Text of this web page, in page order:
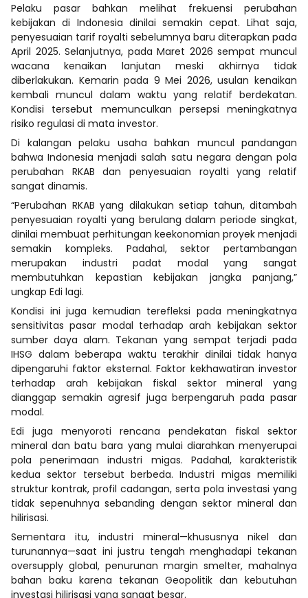
Pelaku pasar bahkan melihat frekuensi perubahan
kebijakan di Indonesia dinilai semakin cepat. Lihat saja,
penyesuaian tarif royalti sebelumnya baru diterapkan pada
April 2025. Selanjutnya, pada Maret 2026 sempat muncul
wacana kenaikan lanjutan meski akhirnya tidak
diberlakukan. Kemarin pada 9 Mei 2026, usulan kenaikan
kembali muncul dalam waktu yang relatif berdekatan.
Kondisi tersebut memunculkan persepsi meningkatnya
risiko regulasi di mata investor.
Di kalangan pelaku usaha bahkan muncul pandangan
bahwa Indonesia menjadi salah satu negara dengan pola
perubahan RKAB dan penyesuaian royalti yang relatif
sangat dinamis.
“Perubahan RKAB yang dilakukan setiap tahun, ditambah
penyesuaian royalti yang berulang dalam periode singkat,
dinilai membuat perhitungan keekonomian proyek menjadi
semakin kompleks. Padahal, sektor pertambangan
merupakan industri padat modal yang sangat
membutuhkan kepastian kebijakan jangka panjang,”
ungkap Edi lagi.
Kondisi ini juga kemudian terefleksi pada meningkatnya
sensitivitas pasar modal terhadap arah kebijakan sektor
sumber daya alam. Tekanan yang sempat terjadi pada
IHSG dalam beberapa waktu terakhir dinilai tidak hanya
dipengaruhi faktor eksternal. Faktor kekhawatiran investor
terhadap arah kebijakan fiskal sektor mineral yang
dianggap semakin agresif juga berpengaruh pada pasar
modal.
Edi juga menyoroti rencana pendekatan fiskal sektor
mineral dan batu bara yang mulai diarahkan menyerupai
pola penerimaan industri migas. Padahal, karakteristik
kedua sektor tersebut berbeda. Industri migas memiliki
struktur kontrak, profil cadangan, serta pola investasi yang
tidak sepenuhnya sebanding dengan sektor mineral dan
hilirisasi.
Sementara itu, industri mineral—khususnya nikel dan
turunannya—saat ini justru tengah menghadapi tekanan
oversupply global, penurunan margin smelter, mahalnya
bahan baku karena tekanan Geopolitik dan kebutuhan
investasi hilirisasi yang sangat besar.